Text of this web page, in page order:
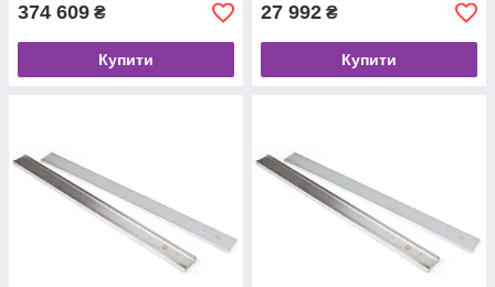
374 609 ₴
Купити
27 992 ₴
Купити